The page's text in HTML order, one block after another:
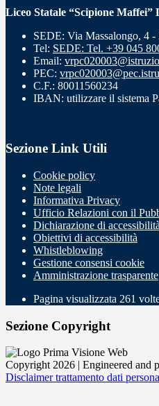
Liceo Statale “Scipione Maffei”
SEDE: Via Massalongo, 4
Tel: SEDE: Tel. +39 045
Email:
PEC:
C.F.: 80011560234
IBAN: utilizzare il sistema
Sezione Link Utili
Cookie policy
Note legali
Informativa Privacy
Ufficio Relazioni con il
Dichiarazione di accessibilità
Obiettivi di accessibilità
Whistleblowing
Gestione consensi cookie
Amministrazione trasparente
Pagina visualizzata 261
Sezione Copyright
Copyright 2026 | Engineered and
Disclaimer trattamento dati